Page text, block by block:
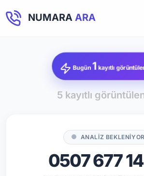
NUMARA ARA
Bugün1 kayıtlı
5 kayıtlı
ANALİZ BEKLENİYOR
0507 677